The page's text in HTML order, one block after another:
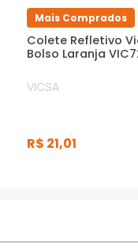
Mais Comprados
Colete Refletivo
Bolso Laranja
VICSA
R$ 21,01